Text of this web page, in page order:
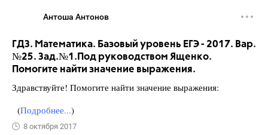
Антоша Антонов
ГДЗ. Математика. Базовый уровень ЕГЭ - 2017. Вар.
№25. Зад.№1.Под руководством Ященко.
Помогите найти значение выражения.
Здравствуйте! Помогите найти значение выражения:
(Подробнее...)
8 октября 2017